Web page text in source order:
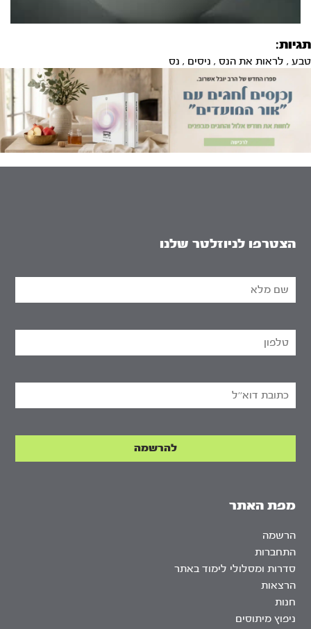
תגיות:
טבע , לראות את הנס , ניסים , נס
מפת האתר
הרשמה
התחברות
סדרות ומסלולי לימוד באתר
הרצאות
חנות
ניפוץ מיתוסים
הצטרפו לניוזלטר שלנו